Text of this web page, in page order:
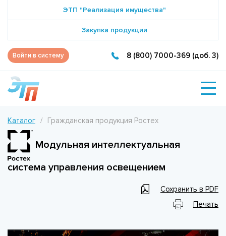
ЭТП "Реализация имущества"
Закупка продукции
Войти в систему 8 (800) 7000-369 (доб. 3)
Каталог Гражданская продукция Ростех
Модульная интеллектуальная
система управления освещением
Сохранить в PDF
Печать